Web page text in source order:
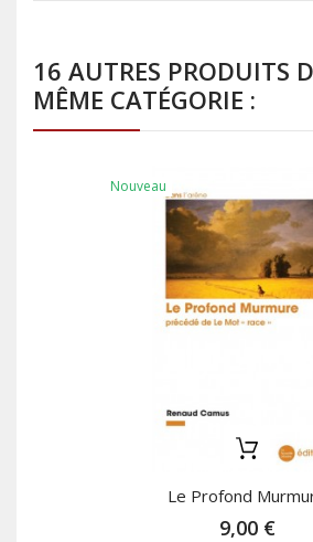
16 AUTRES PRODUITS
MÊME CATÉGORIE :
Nouveau
Le Profond
9,00 €